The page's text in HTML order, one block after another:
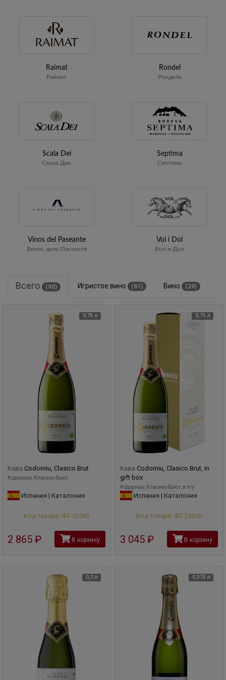
Raimat
Раймат
Rondel
Рондель
Scala Dei
Скала Деи
Septima
Септима
Vinos del Paseante
Винос дель Пасеанте
Vol i Dol
Вол и Дол
Всего (90) Игристое вино (61) Вино (29)
0,75 л
Кава Codorniu, Clasico Brut
Кодорнью, Класико Брют
Испания | Каталония
Код товара: ФТ-12585
2 865 руб В корзину
0,75 л
Кава Codorniu, Clasico Brut, in
gift box
Кодорнью, Класико Брют, в п/у
Испания | Каталония
Код товара: ФТ-25600
3 045 руб В корзину
0,2 л 0,375 л